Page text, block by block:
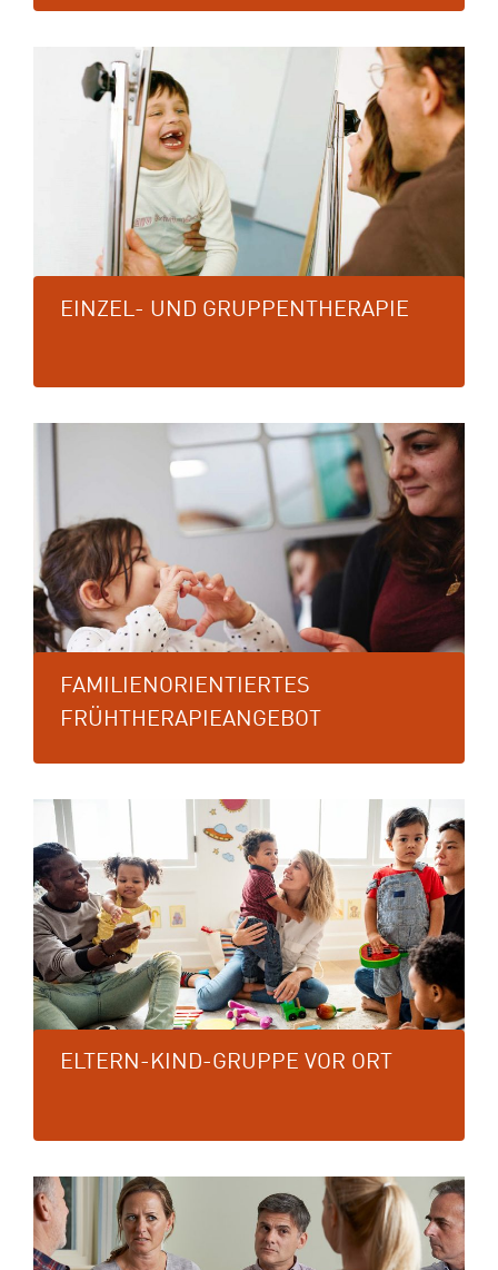
EINZEL- UND GRUPPENTHERAPIE
FAMILIENORIENTIERTES
FRÜHTHERAPIEANGEBOT
ELTERN-KIND-GRUPPE VOR ORT